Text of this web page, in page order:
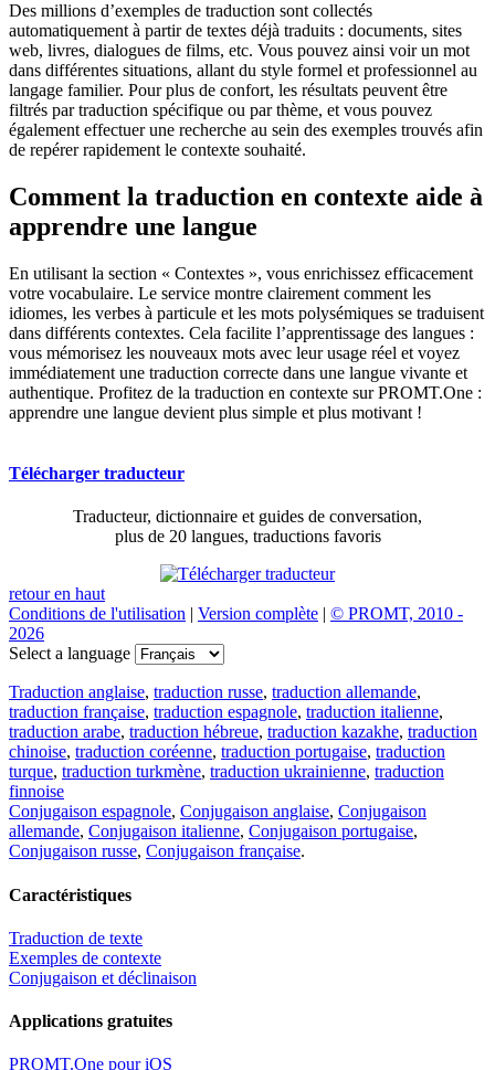
Des millions d’exemples de traduction sont collectés
automatiquement à partir de textes déjà traduits : documents, sites
web, livres, dialogues de films, etc. Vous pouvez ainsi voir un mot
dans différentes situations, allant du style formel et professionnel au
langage familier. Pour plus de confort, les résultats peuvent être
filtrés par traduction spécifique ou par thème, et vous pouvez
également effectuer une recherche au sein des exemples trouvés afin
de repérer rapidement le contexte souhaité.
Comment la traduction en contexte aide à
apprendre une langue
En utilisant la section « Contextes », vous enrichissez efficacement
votre vocabulaire. Le service montre clairement comment les
idiomes, les verbes à particule et les mots polysémiques se traduisent
dans différents contextes. Cela facilite l’apprentissage des langues :
vous mémorisez les nouveaux mots avec leur usage réel et voyez
immédiatement une traduction correcte dans une langue vivante et
authentique. Profitez de la traduction en contexte sur PROMT.One :
apprendre une langue devient plus simple et plus motivant !
Télécharger traducteur
Traducteur, dictionnaire et guides de conversation,
plus de 20 langues, traductions favoris
retour en haut
Conditions de l'utilisation | Version complète | © PROMT, 2010 -
2026
Select a language
Traduction anglaise, traduction russe, traduction allemande,
traduction française, traduction espagnole, traduction italienne,
traduction arabe, traduction hébreue, traduction kazakhe, traduction
chinoise, traduction coréenne, traduction portugaise, traduction
turque, traduction turkmène, traduction ukrainienne, traduction
finnoise
Conjugaison espagnole, Conjugaison anglaise, Conjugaison
allemande, Conjugaison italienne, Conjugaison portugaise,
Conjugaison russe, Conjugaison française.
Caractéristiques
Traduction de texte
Exemples de contexte
Conjugaison et déclinaison
Applications gratuites
PROMT.One pour iOS